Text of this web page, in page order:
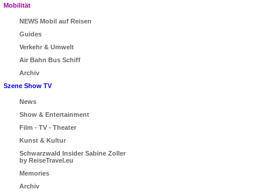
Mobilität
NEWS Mobil auf Reisen
Guides
Verkehr & Umwelt
Air Bahn Bus Schiff
Archiv
Szene Show TV
News
Show & Entertainment
Film - TV - Theater
Kunst & Kultur
Schwarzwald Insider Sabine Zoller
by ReiseTravel.eu
Memories
Archiv